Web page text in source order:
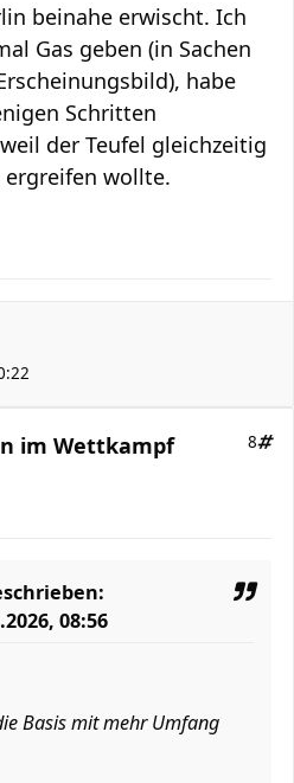
beinahe erwischt. Ich
Gas geben (in Sachen
habe
Schritten
der Teufel gleichzeitig
ergreifen wollte.
im Wettkampf
8
08:56
Basis mit mehr Umfang